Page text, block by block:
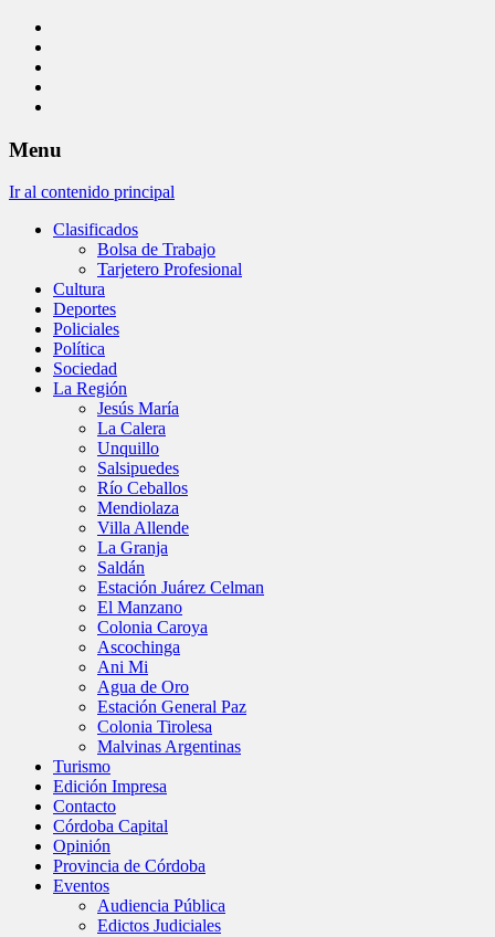
Menu
Ir al contenido principal
Clasificados
Bolsa de Trabajo
Tarjetero Profesional
Cultura
Deportes
Policiales
Política
Sociedad
La Región
Jesús María
La Calera
Unquillo
Salsipuedes
Río Ceballos
Mendiolaza
Villa Allende
La Granja
Saldán
Estación Juárez Celman
El Manzano
Colonia Caroya
Ascochinga
Ani Mi
Agua de Oro
Estación General Paz
Colonia Tirolesa
Malvinas Argentinas
Turismo
Edición Impresa
Contacto
Córdoba Capital
Opinión
Provincia de Córdoba
Eventos
Audiencia Pública
Edictos Judiciales